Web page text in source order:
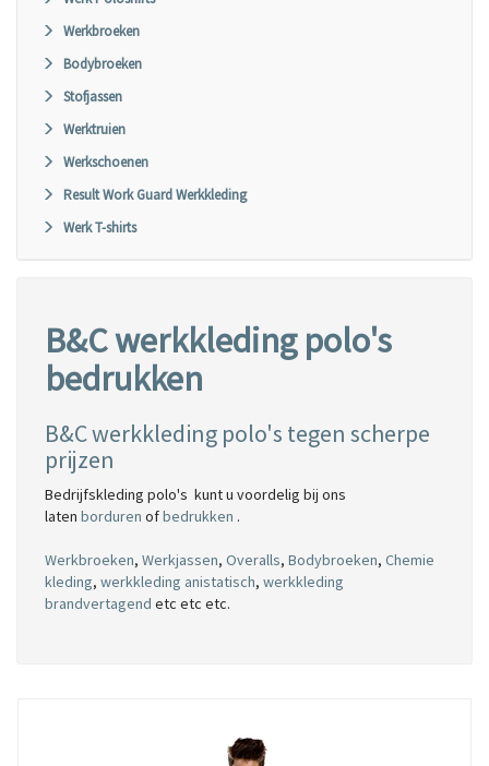
Werkbroeken
Bodybroeken
Stofjassen
Werktruien
Werkschoenen
Result Work Guard Werkkleding
Werk T-shirts
B&C werkkleding polo's
bedrukken
B&C werkkleding polo's tegen scherpe
prijzen
Bedrijfskleding polo's kunt u voordelig bij ons
laten borduren ofbedrukken .
Werkbroeken, Werkjassen, Overalls, Bodybroeken, Chemie
kleding, werkkleding anistatisch, werkkleding
brandvertagend etc etc etc.